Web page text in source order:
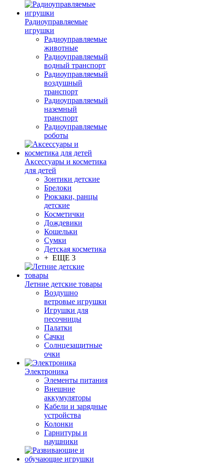
Радиоуправляемые
игрушки
Радиоуправляемые
животные
Радиоуправляемый
водный транспорт
Радиоуправляемый
воздушный
транспорт
Радиоуправляемый
наземный
транспорт
Радиоуправляемые
роботы
Аксессуары и косметика
для детей
Зонтики детские
Брелоки
Рюкзаки, ранцы
детские
Косметички
Дождевики
Кошельки
Сумки
Детская косметика
+ ЕЩЕ 3
Летние детские товары
Воздушно
ветровые игрушки
Игрушки для
песочницы
Палатки
Сачки
Солнцезащитные
очки
Электроника
Элементы питания
Внешние
аккумуляторы
Кабели и зарядные
устройства
Колонки
Гарнитуры и
наушники